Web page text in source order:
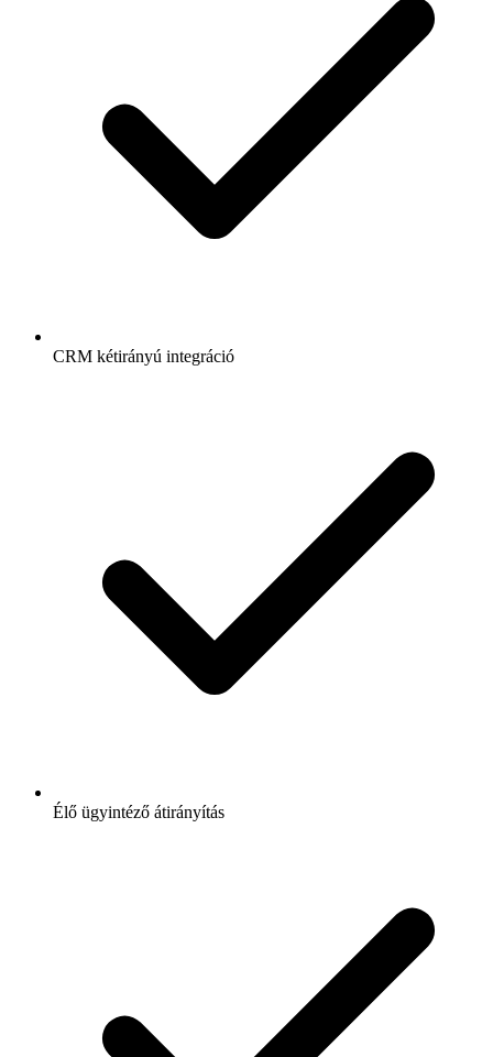
CRM kétirányú integráció
Élő ügyintéző átirányítás